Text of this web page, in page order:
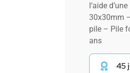
l’aide
30x30mm
pile – Pile
ans
45